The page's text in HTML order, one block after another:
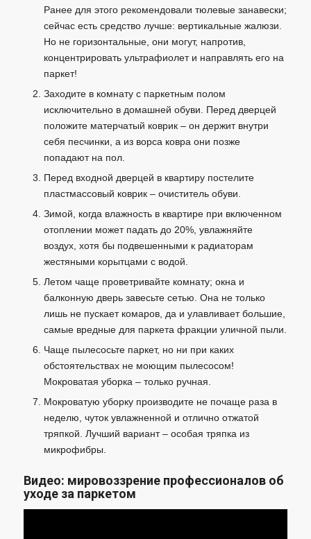
Ранее для этого рекомендовали тюлевые занавески;
сейчас есть средство лучше: вертикальные жалюзи.
Но не горизонтальные, они могут, напротив,
концентрировать ультрафиолет и направлять его на
паркет!
Заходите в комнату с паркетным полом
исключительно в домашней обуви. Перед дверцей
положите матерчатый коврик – он держит внутри
себя песчинки, а из ворса ковра они позже
попадают на пол.
Перед входной дверцей в квартиру постелите
пластмассовый коврик – очиститель обуви.
Зимой, когда влажность в квартире при включенном
отоплении может падать до 20%, увлажняйте
воздух, хотя бы подвешенными к радиаторам
жестяными корытцами с водой.
Летом чаще проветривайте комнату; окна и
балконную дверь завесьте сетью. Она не только
лишь не пускает комаров, да и улавливает большие,
самые вредные для паркета фракции уличной пыли.
Чаще пылесосьте паркет, но ни при каких
обстоятельствах не моющим пылесосом!
Мокроватая уборка – только ручная.
Мокроватую уборку производите не почаще раза в
неделю, чуток увлажненной и отлично отжатой
тряпкой. Лучший вариант – особая тряпка из
микрофибры.
Видео: мировоззрение профессионалов об
уходе за паркетом